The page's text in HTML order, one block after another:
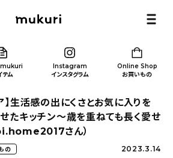
テム
Instagram
インスタグラム
Online Shop
お買いもの
】生活感の出にくさとお気に入りを
たキッチン〜歳を重ねても長く愛せ
さん）
の 2023.3.14